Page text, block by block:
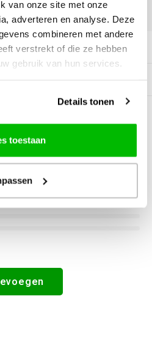
van onze site met onze
adverteren en analyse. Deze
combineren met andere
verstrekt of die ze hebben
gebruik van hun services.
Details tonen
toestaan